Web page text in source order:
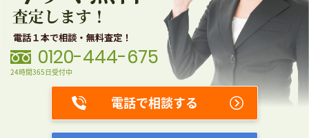
0120-444-675
24時間365日受付中
電話で相談する